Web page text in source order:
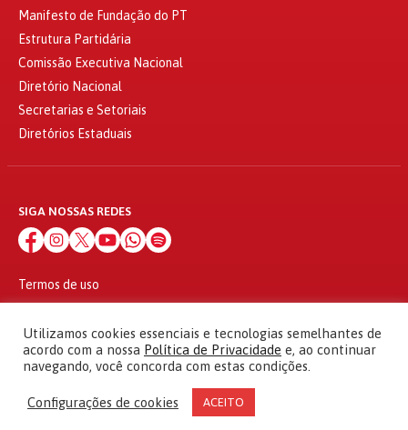
Manifesto de Fundação do PT
Estrutura Partidária
Comissão Executiva Nacional
Diretório Nacional
Secretarias e Setoriais
Diretórios Estaduais
SIGA NOSSAS REDES
Termos de uso
© 2010 - 2026
Partido dos Trabalhadores Todos os direitos reservados
Utilizamos cookies essenciais e tecnologias semelhantes de
acordo com a nossa Política de Privacidade e, ao continuar
navegando, você concorda com estas condições.
Configurações de cookies ACEITO